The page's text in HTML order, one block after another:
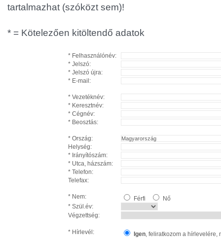
tartalmazhat (szóközt sem)!
* = Kötelezően kitöltendő adatok
* Felhasználónév:
* Jelszó:
* Jelszó újra:
* E-mail:
* Vezetéknév:
* Keresztnév:
* Cégnév:
* Beosztás:
* Ország:
Helység:
* Irányítószám:
* Utca, házszám:
* Telefon:
Telefax:
* Nem: Férfi
Nő
* Szül.év:
Végzettség:
* Hírlevél: Igen, feliratkozom a hírlevelére,